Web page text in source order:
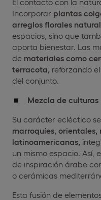
Incorporar plantas
arreglos florales
espacios, sino que
aporta bienestar. Las
de materiales como
terracota, reforzando
del conjunto.
Mezcla de culturas
Su carácter ecléctico
marroquíes, orientales,
latinoamericanas,
un mismo espacio. Así,
de inspiración árabe
o cerámicas
Esta fusión de